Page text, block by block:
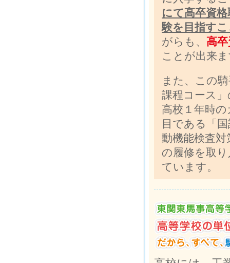
にて高卒資
験を目指す
がらも、 高
ことが出来
また、この
課程コース
高校１年時
目である「
動機能検査
の履修を取
ています。